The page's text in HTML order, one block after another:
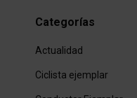
Categorías
Actualidad
Ciclista ejemplar